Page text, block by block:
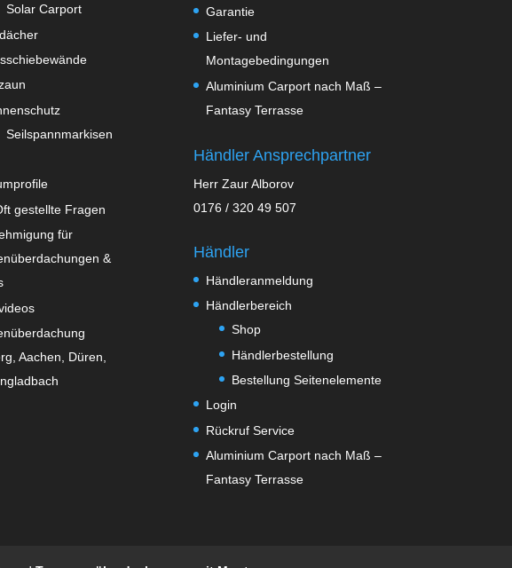
Solar Carport
Seilspannmarkisen
gestellte Fragen
für
&
Aachen, Düren,
Garantie
Liefer- und
Montagebedingungen
Aluminium Carport nach Maß –
Fantasy Terrasse
Händler Ansprechpartner
Herr Zaur Alborov
0176 / 320 49 507
Händler
Händleranmeldung
Händlerbereich
Shop
Händlerbestellung
Bestellung Seitenelemente
Login
Rückruf Service
Aluminium Carport nach Maß –
Fantasy Terrasse